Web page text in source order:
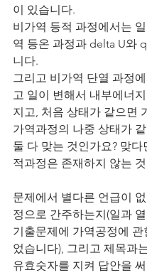
이 있습니다.
비가역 등적 과정에서는
역 등온 과정과 delta U와
니다.
그리고 비가역 단열 과정
고 일이 변해서 내부에너
지고, 처음 상태가 같으면
가역과정의 나중 상태가
둘 다 맞는 것인가요? 맞다
적과정은 존재하지 않는
문제에서 별다른 언급이
정으로 간주하는지(일과
기출문제에 가역공정에 관
었습니다), 그리고 제목과
유효숫자를 지켜 답안을